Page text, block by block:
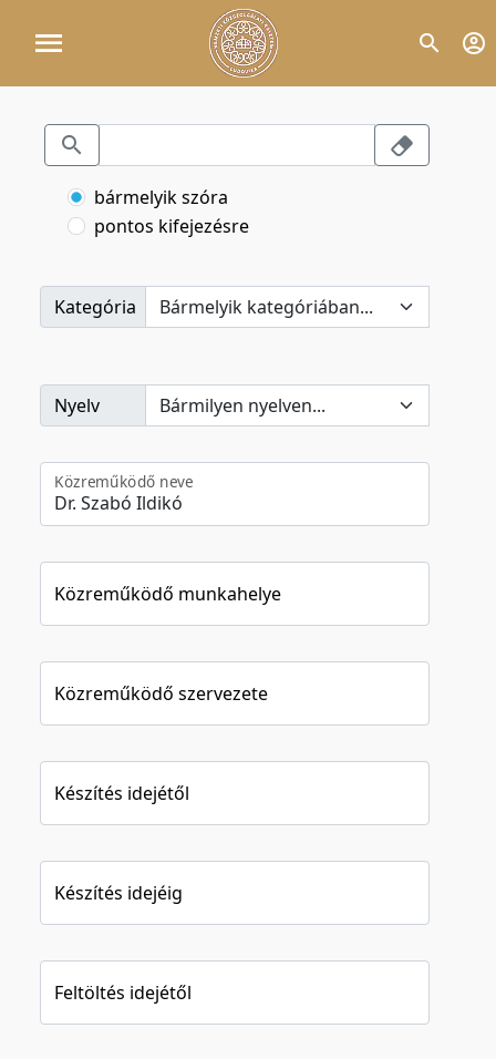
bármelyik szóra
pontos kifejezésre
Kategória
Nyelv
Közreműködő neve
Közreműködő munkahelye
Közreműködő szervezete
Készítés idejétől
Készítés idejéig
Feltöltés idejétől